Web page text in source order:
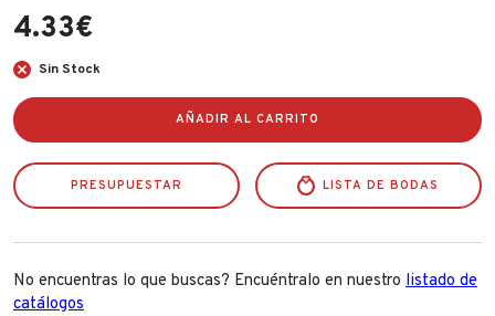
4.33€
Sin Stock
AÑADIR AL CARRITO
PRESUPUESTAR LISTA DE BODAS
No encuentras lo que buscas? Encuéntralo en nuestro listado de
catálogos